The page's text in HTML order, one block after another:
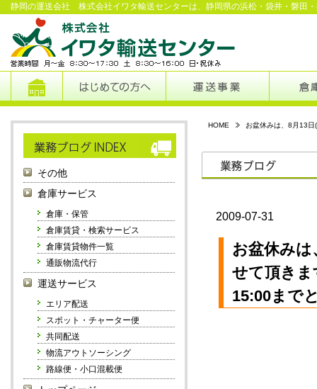
静岡の運送会社 株式会社イワタ輸送センターは、静岡県の浜松・袋井・磐田
その他
倉庫サービス
倉庫・保管
倉庫賃貸・検索サービス
倉庫賃貸物件一覧
通販物流代行
運送サービス
エリア配送
スポット・チャーター便
共同配送
物流アウトソーシング
路線便・小口混載便
HOME お盆休みは、8月13
2009-07-31
お盆休みは
せて頂きま
15:00まで